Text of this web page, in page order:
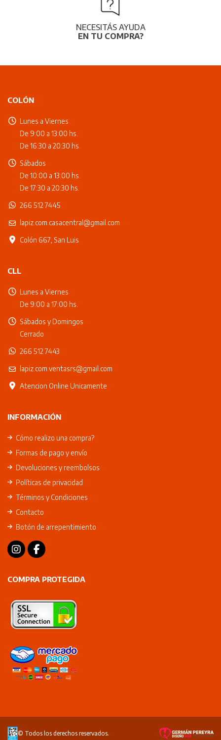
NECESITÁS AYUDA
EN TU COMPRA?
COLÓN
Lunes a Viernes
De 9:00 a 13:00 hs.
De 16:30 a 20:30 hs.
Sábados
De 10:00 a 13:00 hs.
De 17:30 a 20:30 hs.
266 512 7445
lapiz.com.casacentral@gmail.com
Colón 667, San Luis
CLL
Lunes a Viernes
De 9:00 a 17:00 hs.
Sábados y Domingos
Cerrado
266 512 7443
lapiz.com.ventasrs@gmail.com
Atencion Online Unicamente
INFORMACIÓN
Cómo realizo una compra?
Formas de pago y envío
Devoluciones y reembolsos
Políticas de privacidad
Términos y Condiciones
Contacto
Botón de arrepentimiento
COMPRA PROTEGIDA
© Todos los derechos reservados.